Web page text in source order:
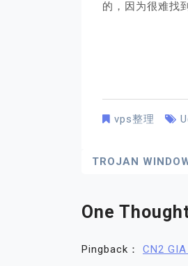
的，因为很难找
vps整理
文
导
航
TROJAN
One
Pingback： CN2